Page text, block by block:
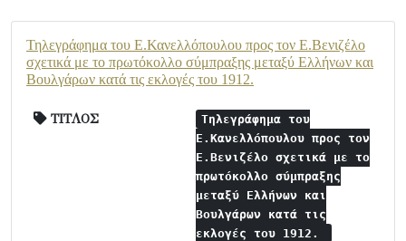
Τηλεγράφημα του Ε.Κανελλόπουλου προς τον Ε.Βενιζέλο
σχετικά με το πρωτόκολλο σύμπραξης μεταξύ Ελλήνων και
Βουλγάρων κατά τις εκλογές του 1912.
ΤΙΤΛΟΣ
Τηλεγράφημα του
Ε.Κανελλόπουλου προς τον
Ε.Βενιζέλο σχετικά με το
πρωτόκολλο σύμπραξης
μεταξύ Ελλήνων και
Βουλγάρων κατά τις
εκλογές του 1912.